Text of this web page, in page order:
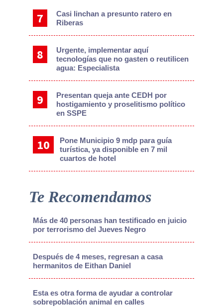
Casi linchan a presunto ratero en
Riberas
Urgente, implementar aquí
tecnologías que no gasten o reutilicen
agua: Especialista
Presentan queja ante CEDH por
hostigamiento y proselitismo político
en SSPE
Pone Municipio 9 mdp para guía
turística, ya disponible en 7 mil
cuartos de hotel
Te Recomendamos
Más de 40 personas han testificado en juicio
por terrorismo del Jueves Negro
Después de 4 meses, regresan a casa
hermanitos de Eithan Daniel
Esta es otra forma de ayudar a controlar
sobrepoblación animal en calles